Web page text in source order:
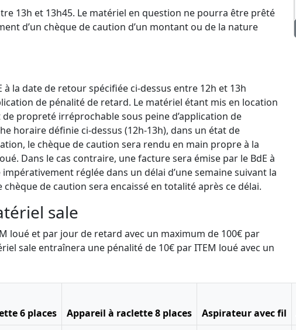
13h et 13h45. Le matériel en question ne pourra être prêté
d’un chèque de caution d’un montant ou de la nature
la date de retour spécifiée ci-dessus entre 12h et 13h
de pénalité de retard. Le matériel étant mis en location
propreté irréprochable sous peine d’application de
horaire définie ci-dessus (12h-13h), dans un état de
le chèque de caution sera rendu en main propre à la
Dans le cas contraire, une facture sera émise par le BdE à
réglée dans un délai d’une semaine suivant la
chèque de caution sera encaissé en totalité après ce délai.
sale
loué et par jour de retard avec un maximum de 100€ par
sale entraînera une pénalité de 10€ par ITEM loué avec un
6 places Appareil à raclette 8 places Aspirateur avec fil